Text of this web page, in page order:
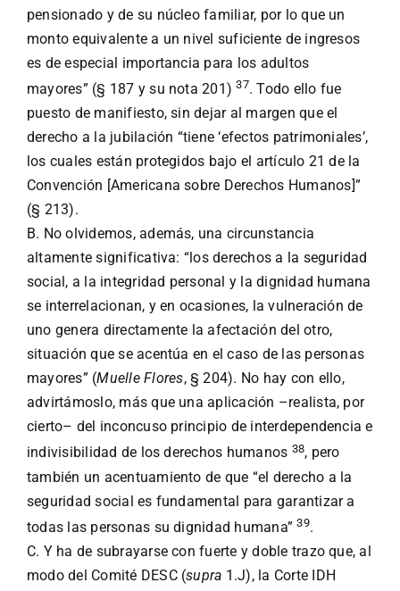
pensionado y de su núcleo familiar, por lo que un
monto equivalente a un nivel suficiente de ingresos
es de especial importancia para los adultos
mayores” (§ 187 y su nota 201)37. Todo ello fue
puesto de manifiesto, sin dejar al margen que el
derecho a la jubilación “tiene ‘efectos patrimoniales’,
los cuales están protegidos bajo el artículo 21 de la
Convención [Americana sobre Derechos Humanos]”
(§ 213).
B. No olvidemos, además, una circunstancia
altamente significativa: “los derechos a la seguridad
social, a la integridad personal y la dignidad humana
se interrelacionan, y en ocasiones, la vulneración de
uno genera directamente la afectación del otro,
situación que se acentúa en el caso de las personas
mayores” (Muelle Flores, § 204). No hay con ello,
advirtámoslo, más que una aplicación –realista, por
cierto– del inconcuso principio de interdependencia e
indivisibilidad de los derechos humanos 38, pero
también un acentuamiento de que “el derecho a la
seguridad social es fundamental para garantizar a
todas las personas su dignidad humana”39.
C. Y ha de subrayarse con fuerte y doble trazo que, al
modo del Comité DESC (supra 1.J), la Corte IDH